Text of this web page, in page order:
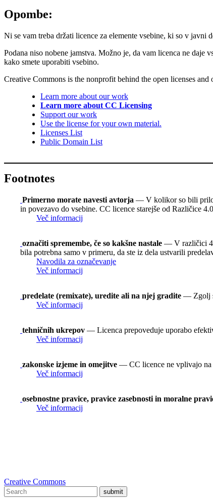
Opombe:
Ni se vam treba držati licence za elemente vsebine, ki so v javni
Podana niso nobene jamstva. Možno je, da vam licenca ne daje
kako smete uporabiti vsebino.
Creative Commons is the nonprofit behind the open licenses
Learn more about our work
Learn more about CC Licensing
Support our work
Use the license for your own material.
Licenses List
Public Domain List
Footnotes
Primerno morate navesti avtorja — V kolikor so bili
in povezavo do vsebine. CC licence starejše od Različice
Več informacij
označiti spremembe, če so kakšne nastale — V različici
bila potrebna samo v primeru, da ste iz dela ustvarili
Navodila za označevanje
Več informacij
predelate (remixate), uredite ali na njej gradite — Zgolj
Več informacij
tehničnih ukrepov — Licenca prepoveduje uporabo
Več informacij
zakonske izjeme in omejitve — CC licence ne vplivajo na
Več informacij
osebnostne pravice, pravice zasebnosti in moralne
Več informacij
Creative Commons
submit